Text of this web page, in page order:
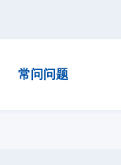
常问问题